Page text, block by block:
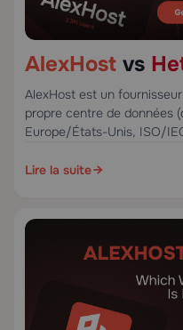
AlexHost vs
AlexHost est un
propre centre de données
Europe/États-Unis, ISO/
propose des serveurs
Lire la suite